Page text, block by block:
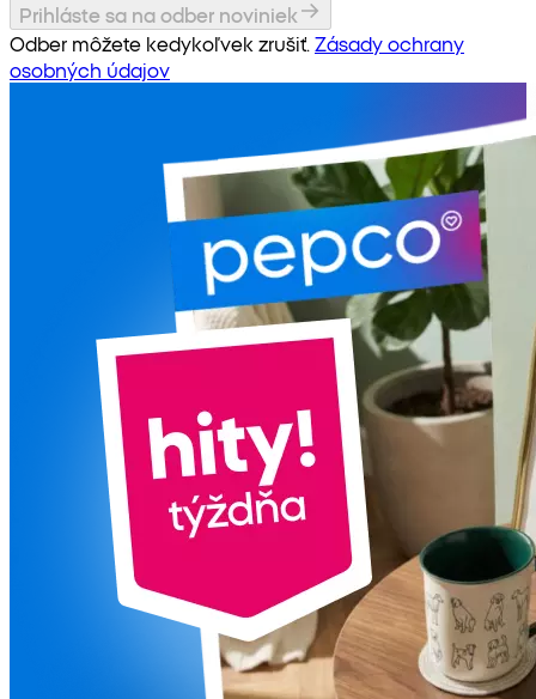
Prihláste sa na odber noviniek
Odber môžete kedykoľvek zrušiť.Zásady ochrany
osobných údajov